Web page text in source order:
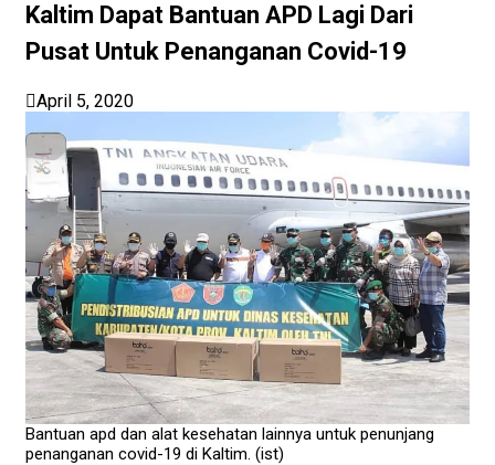
Kaltim Dapat Bantuan APD Lagi Dari
Pusat Untuk Penanganan Covid-19
April 5, 2020
Bantuan apd dan alat kesehatan lainnya untuk penunjang
penanganan covid-19 di Kaltim. (ist)